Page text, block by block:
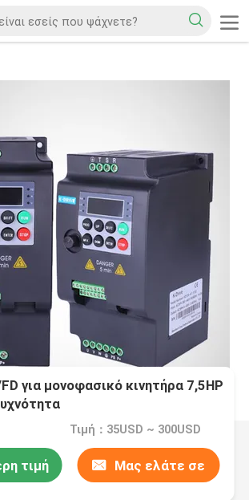
για μονοφασικό κινητήρα 7,5HP
Τιμή：35USD ~ 300USD
τιμή Μας ελάτε σε